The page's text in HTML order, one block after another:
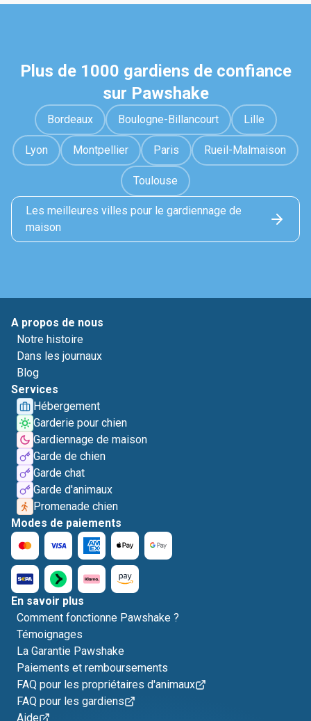
Plus de 1000 gardiens de confiance
sur Pawshake
Bordeaux Boulogne-Billancourt Lille
Lyon Montpellier Paris Rueil-Malmaison
Toulouse
Les meilleures villes pour le gardiennage de
maison
A propos de nous
Notre histoire
Dans les journaux
Blog
Services
Hébergement
Garderie pour chien
Gardiennage de maison
Garde de chien
Garde chat
Garde d'animaux
Promenade chien
Modes de paiements
En savoir plus
Comment fonctionne Pawshake ?
Témoignages
La Garantie Pawshake
Paiements et remboursements
FAQ pour les propriétaires d'animaux
FAQ pour les gardiens
Aide